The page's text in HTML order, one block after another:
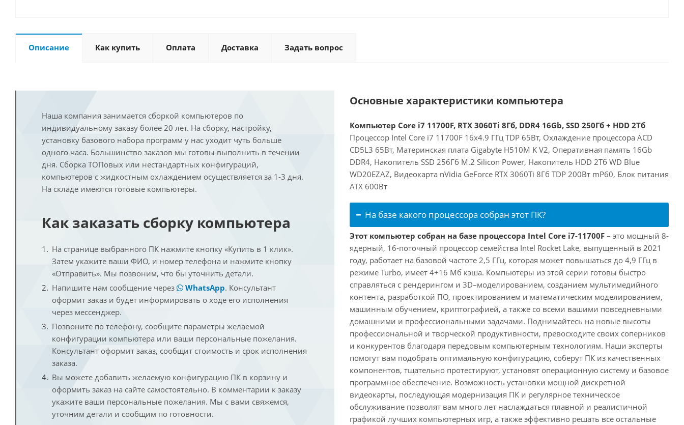
Описание Как купить Оплата Доставка Задать вопрос
Наша компания занимается сборкой компьютеров по
индивидуальному заказу более 20 лет. На сборку, настройку,
установку базового набора программ у нас уходит чуть больше
одного часа. Большинство заказов мы готовы выполнить в течении
дня. Сборка ТОПовых или нестандартных конфигураций,
компьютеров с жидкостным охлаждением осуществляется за 1-3 дня.
На складе имеются готовые компьютеры.
Как заказать сборку компьютера
На странице выбранного ПК нажмите кнопку «Купить в 1 клик».
Затем укажите ваши ФИО, и номер телефона и нажмите кнопку
«Отправить». Мы позвоним, что бы уточнить детали.
Напишите нам сообщение через
WhatsApp. Консультант
оформит заказ и будет информировать о ходе его исполнения
через мессенджер.
Позвоните по телефону, сообщите параметры желаемой
конфигурации компьютера или ваши персональные пожелания.
Консультант оформит заказ, сообщит стоимость и срок исполнения
заказа.
Вы можете добавить желаемую конфигурацию ПК в корзину и
оформить заказ на сайте самостоятельно. В комментарии к заказу
укажите ваши персональные пожелания. Мы с вами свяжемся,
уточним детали и сообщим по готовности.
Основные характеристики компьютера
Компьютер Core i7 11700F, RTX 3060Ti 8Гб, DDR4 16Gb, SSD 250Гб + HDD 2Тб
Процессор Intel Core i7 11700F 16x4.9 ГГц TDP 65Вт, Охлаждение процессора ACD
CD5L3 65Вт, Материнская плата Gigabyte H510M K V2, Оперативная память 16Gb
DDR4, Накопитель SSD 256Гб M.2 Silicon Power, Накопитель HDD 2Тб WD Blue
WD20EZAZ, Видеокарта nVidia GeForce RTX 3060Ti 8Гб TDP 200Вт mP60, Блок питания
ATX 600Вт
На базе какого процессора собран этот ПК?
Этот компьютер собран на базе процессора Intel Core i7-11700F – это мощный 8-
ядерный, 16-поточный процессор семейства Intel Rocket Lake, выпущенный в 2021
году, работает на базовой частоте 2,5 ГГц, которая может повышаться до 4,9 ГГц в
режиме Turbo, имеет 4+16 Мб кэша. Компьютеры из этой серии готовы быстро
справляться с рендерингом и 3D–моделированием, созданием мультимедийного
контента, разработкой ПО, проектированием и математическим моделированием,
машинным обучением, криптографией, а также со всеми вашими повседневными
домашними и профессиональными задачами. Поднимайтесь на новые высоты
профессиональной и творческой продуктивности, превосходите своих соперников
и конкурентов благодаря передовым компьютерным технологиям. Наши эксперты
помогут вам подобрать оптимальную конфигурацию, соберут ПК из качественных
компонентов, тщательно протестируют, установят операционную систему и базовое
программное обеспечение. Возможность установки мощной дискретной
видеокарты, последующая модернизация ПК и регулярное техническое
обслуживание позволят вам много лет наслаждаться плавной и реалистичной
графикой лучших компьютерных игр, а также эффективно решать все остальные